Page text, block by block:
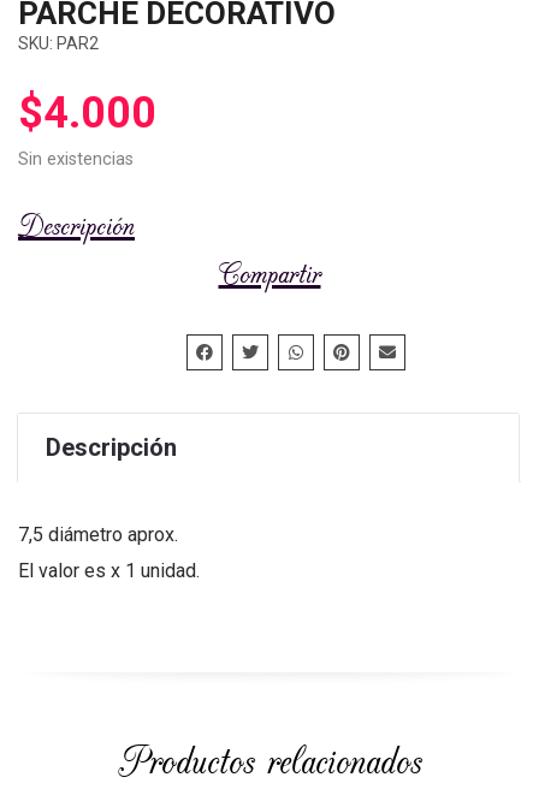
PARCHE DECORATIVO
SKU: PAR2
$4.000
Sin existencias
Descripción
Compartir
Descripción
7,5 diámetro aprox.
El valor es x 1 unidad.
Productos relacionados